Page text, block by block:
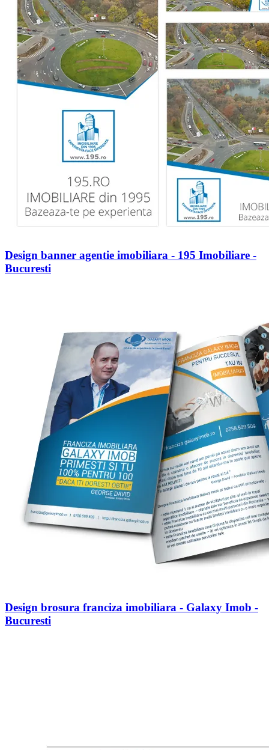
Design banner agentie imobiliara - 195 Imobiliare -
Bucuresti
Design brosura franciza imobiliara - Galaxy Imob -
Bucuresti